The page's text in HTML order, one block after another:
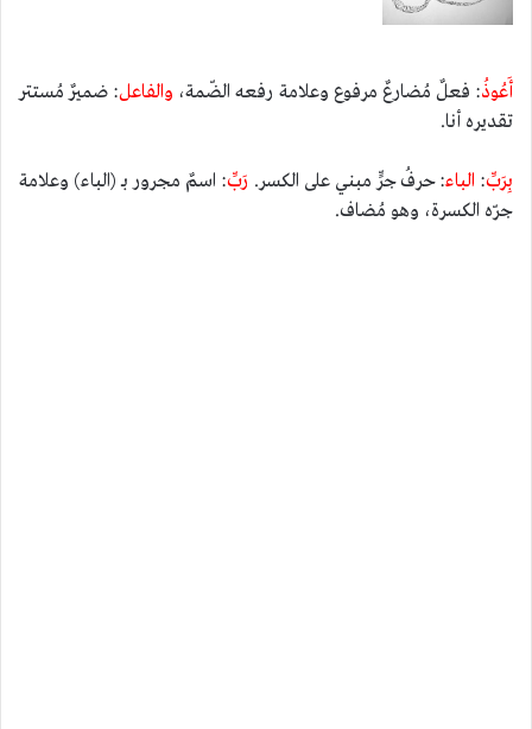
أَعُوذُ: فعلٌ مُضارعٌ مرفوع وعلامة رفعه الضّمة، والفاعل: ضميرٌ مُستتر
تقديره أنا.
بِرَبِّ: الباء: حرفُ جرٍّ مبني على الكسر. رَبِّ: اسمٌ مجرور بـ (الباء) وعلامة
جرّه الكسرة، وهو مُضاف.